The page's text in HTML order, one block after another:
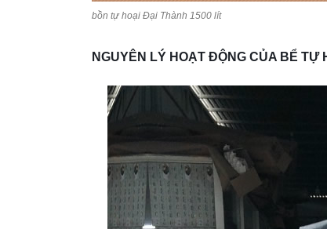
bồn tự hoại Đại Thành 1500 lít
NGUYÊN LÝ HOẠT ĐỘNG CỦA BỂ TỰ